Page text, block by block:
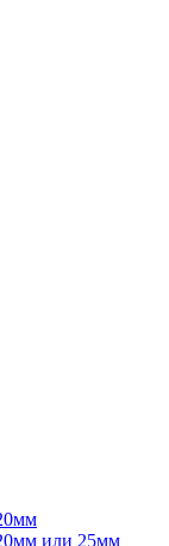
или 25мм